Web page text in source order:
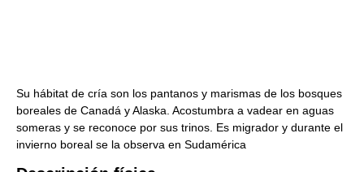
Su hábitat de cría son los pantanos y marismas de los bosques
boreales de Canadá y Alaska. Acostumbra a vadear en aguas
someras y se reconoce por sus trinos. Es migrador y durante el
invierno boreal se la observa en Sudamérica